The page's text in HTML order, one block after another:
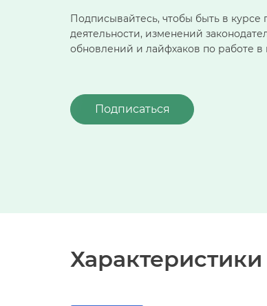
Подписывайтесь, чтобы быть в курсе
деятельности, изменений
обновлений и лайфхаков по работе
Подписаться
Характеристики